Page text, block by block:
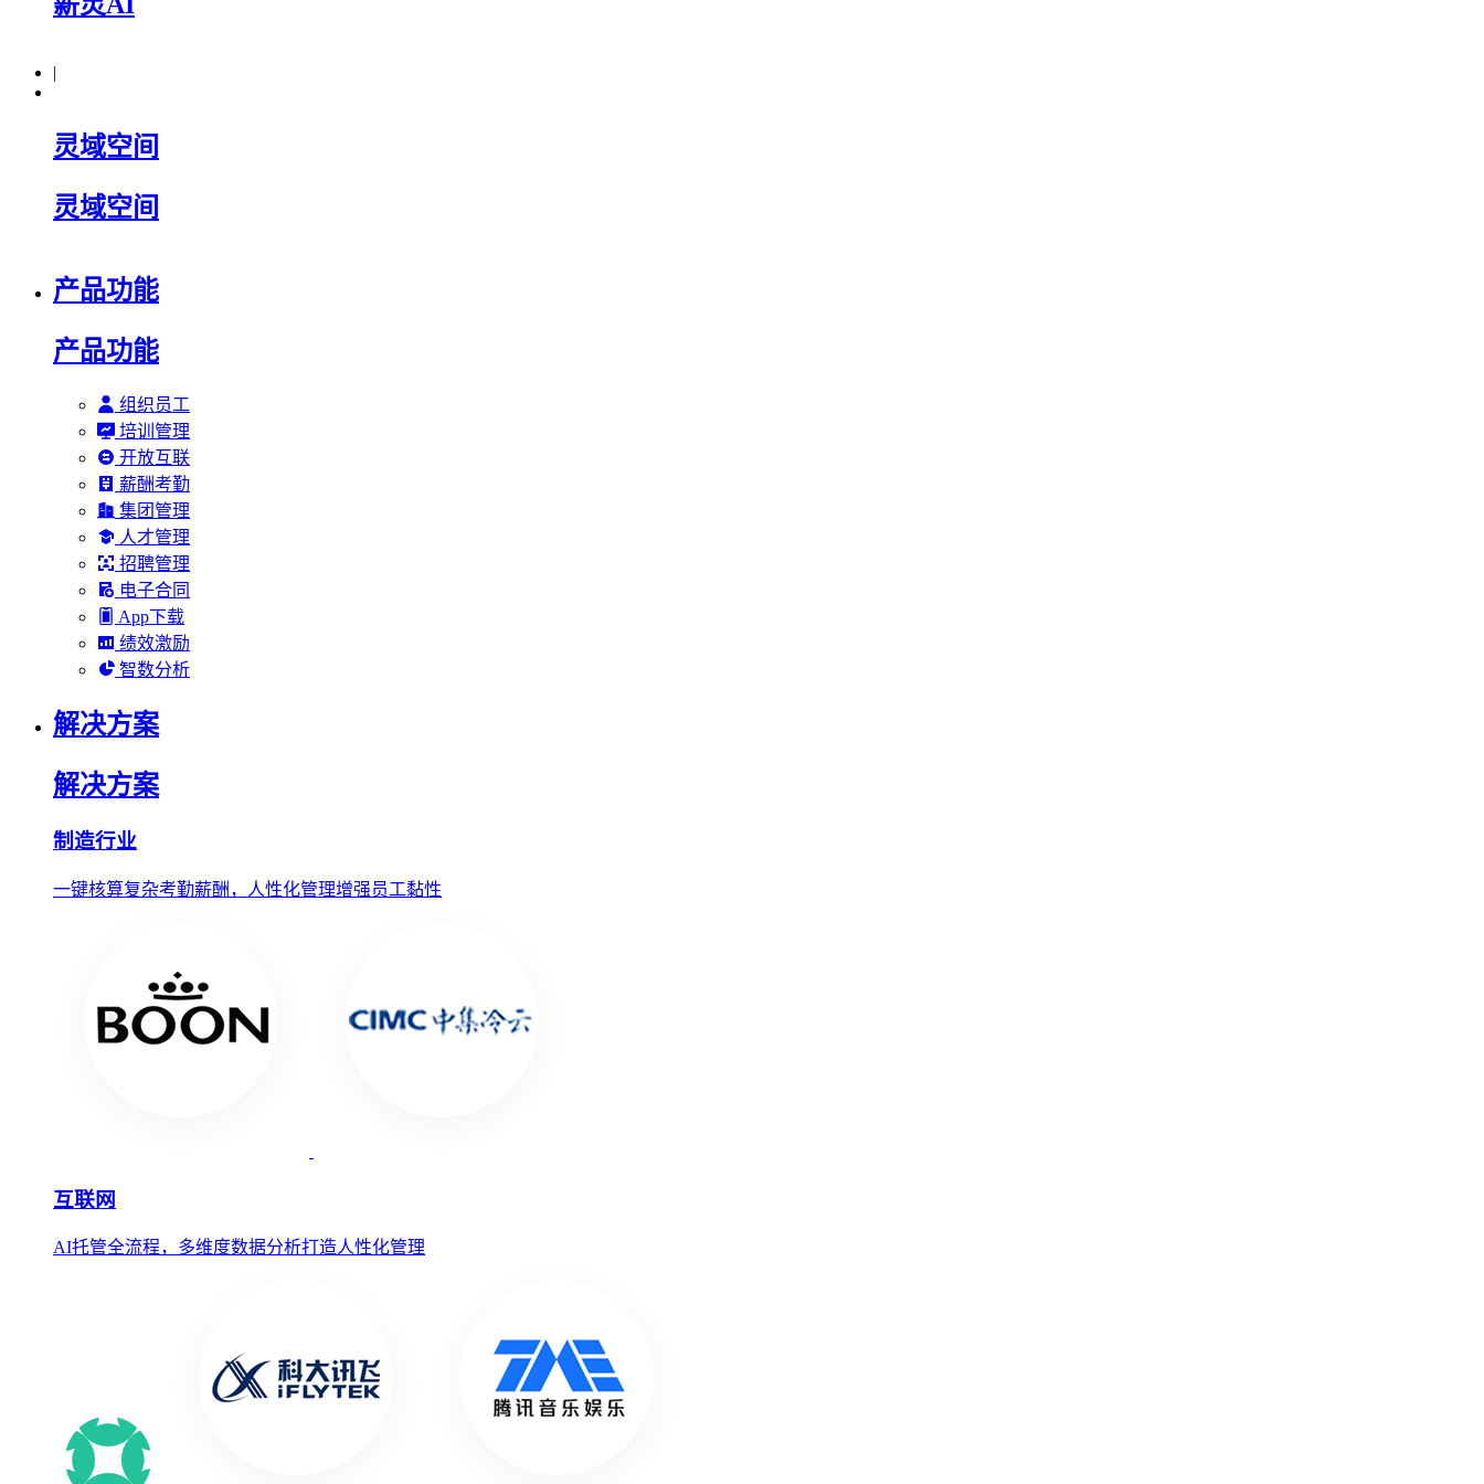
|
灵域空间
灵域空间
产品功能
产品功能
组织员工
培训管理
开放互联
薪酬考勤
集团管理
人才管理
招聘管理
电子合同
App下载
绩效激励
智数分析
解决方案
解决方案
制造行业
一键核算复杂考勤薪酬，人性化管理增强员工黏性
互联网
AI托管全流程，多维度数据分析打造人性化管理